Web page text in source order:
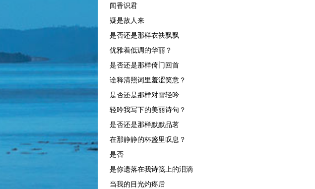
闻香识君
疑是故人来
是否还是那样衣袂飘飘
优雅着低调的华丽？
是否还是那样倚门回首
诠释清照词里羞涩笑意？
是否还是那样对雪轻吟
轻吟我写下的美丽诗句？
是否还是那样默默品茗
在那静静的杯盏里叹息？
是否
是你遗落在我诗笺上的泪滴
当我的目光灼疼后